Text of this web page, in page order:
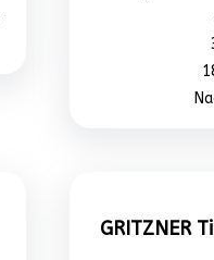
GRITZNER